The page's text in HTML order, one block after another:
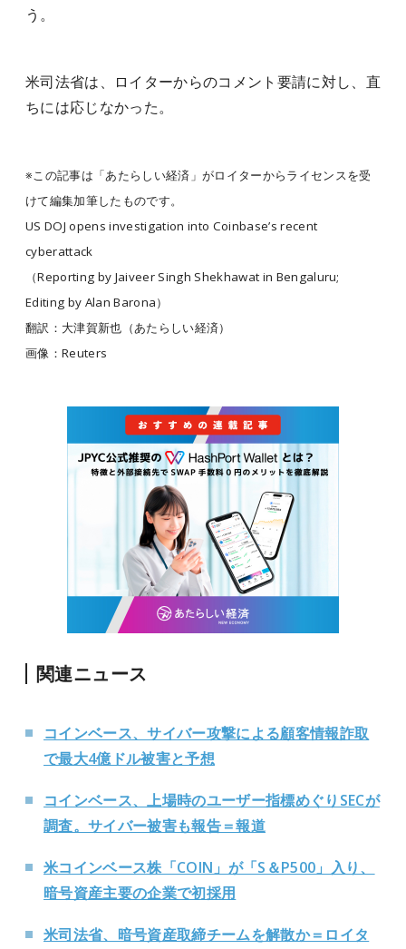
う。
米司法省は、ロイターからのコメント要請に対し、直
ちには応じなかった。
※この記事は「あたらしい経済」がロイターからライセンスを受
けて編集加筆したものです。
US DOJ opens investigation into Coinbase’s recent
cyberattack
（Reporting by Jaiveer Singh Shekhawat in Bengaluru;
Editing by Alan Barona）
翻訳：大津賀新也（あたらしい経済）
画像：Reuters
関連ニュース
コインベース、サイバー攻撃による顧客情報詐取
で最大4億ドル被害と予想
コインベース、上場時のユーザー指標めぐりSECが
調査。サイバー被害も報告＝報道
米コインベース株「COIN」が「S＆P500」入り、
暗号資産主要の企業で初採用
米司法省、暗号資産取締チームを解散か＝ロイタ